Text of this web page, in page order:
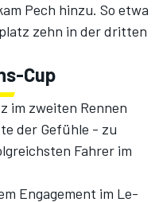
Pech hinzu. So etwa
zehn in der dritten
Cup
im zweiten Rennen
der Gefühle - zu
Fahrer im
Engagement im Le-